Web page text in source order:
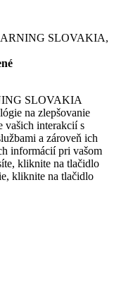
SLOVAKIA,
SLOVAKIA
na zlepšovanie
vašich interakcií s
a zároveň ich
informácií pri vašom
kliknite na tlačidlo
kliknite na tlačidlo